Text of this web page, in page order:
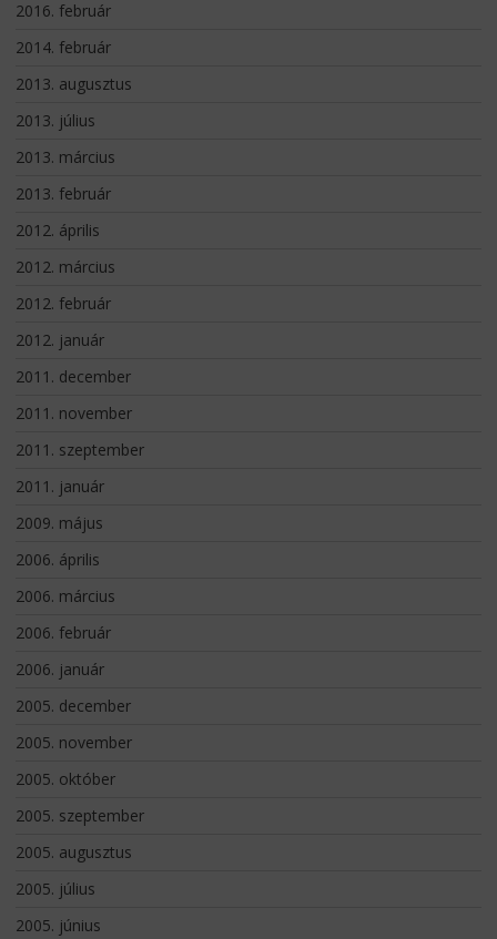
2016. február
2014. február
2013. augusztus
2013. július
2013. március
2013. február
2012. április
2012. március
2012. február
2012. január
2011. december
2011. november
2011. szeptember
2011. január
2009. május
2006. április
2006. március
2006. február
2006. január
2005. december
2005. november
2005. október
2005. szeptember
2005. augusztus
2005. július
2005. június